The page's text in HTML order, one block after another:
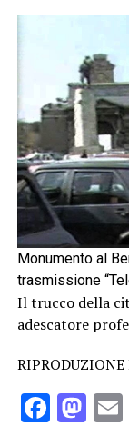
Monumento al
trasmissione
Il trucco della
adescatore